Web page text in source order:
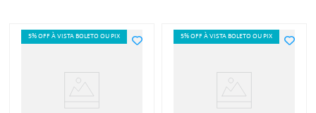
5% OFF À VISTA BOLETO OU PIX 5% OFF À VISTA BOLETO OU PIX